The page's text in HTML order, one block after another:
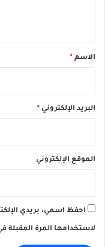
*الاسم *
البريد الإلكتروني *
الموقع الإلكتروني
احفظ اسمي، بريدي
لاستخدامها المرة المقبلة